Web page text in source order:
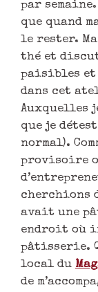
par
que quand
le rester.
thé et
paisibles
dans cet
Auxquelles
que je
normal).
provisoire
cherchions
avait une
endroit où
pâtisserie.
local du
de